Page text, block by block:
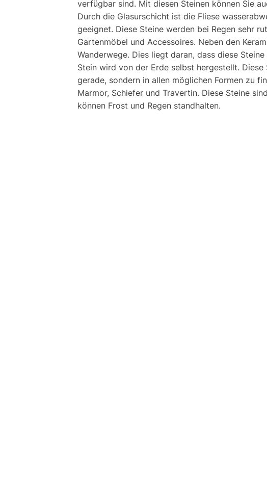
verfügbar sind. Mit diesen Steinen können Sie
Durch die Glasurschicht ist die Fliese
geeignet. Diese Steine ​​werden bei Regen sehr
Gartenmöbel und Accessoires. Neben den
Wanderwege. Dies liegt daran, dass diese
Stein wird von der Erde selbst hergestellt.
gerade, sondern in allen möglichen Formen zu
Marmor, Schiefer und Travertin. Diese Steine
können Frost und Regen standhalten.